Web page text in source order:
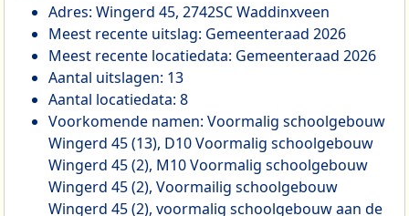
Adres: Wingerd 45, 2742SC Waddinxveen
Meest recente uitslag: Gemeenteraad 2026
Meest recente locatiedata: Gemeenteraad 2026
Aantal uitslagen: 13
Aantal locatiedata: 8
Voorkomende namen: Voormalig schoolgebouw
Wingerd 45 (13), D10 Voormalig schoolgebouw
Wingerd 45 (2), M10 Voormalig schoolgebouw
Wingerd 45 (2), Voormailig schoolgebouw
Wingerd 45 (2), voormalig schoolgebouw aan de